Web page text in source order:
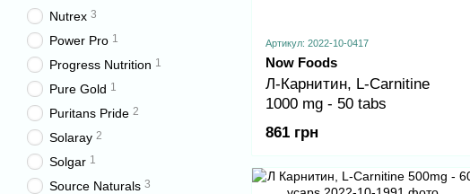
Артикул: 2022-10-0417
Now Foods
Л-Карнитин, L-Carnitine
1000 mg - 50 tabs
861 грн
Nutrex 3
Power Pro 1
Progress Nutrition 1
Pure Gold 1
Puritans Pride 2
Solaray 2
Solgar 1
Source Naturals 3